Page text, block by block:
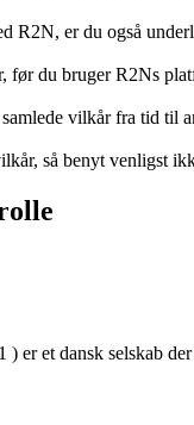
R2N, er du også
før du bruger R2Ns
vilkår fra tid til
så benyt venligst
er et dansk selskab